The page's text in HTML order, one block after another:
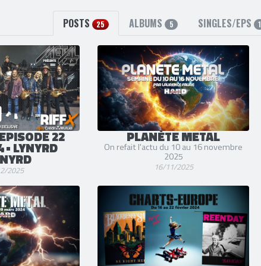
POSTS 25 ALBUMS 5 SINGLES/EPS 1
22
LYNYRD
2025
PLANÈTE METAL
On refait l'actu du 10 au 16 novembre
2025
16/11/2025